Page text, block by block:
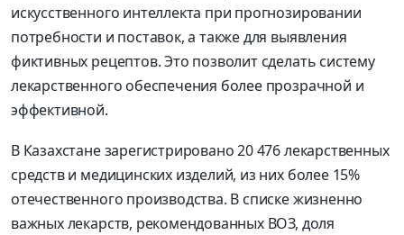
искусственного интеллекта при прогнозировании
потребности и поставок, а также для выявления
фиктивных рецептов. Это позволит сделать систему
лекарственного обеспечения более прозрачной и
эффективной.
В Казахстане зарегистрировано 20 476 лекарственных
средств и медицинских изделий, из них более 15%
отечественного производства. В списке жизненно
важных лекарств, рекомендованных ВОЗ, доля